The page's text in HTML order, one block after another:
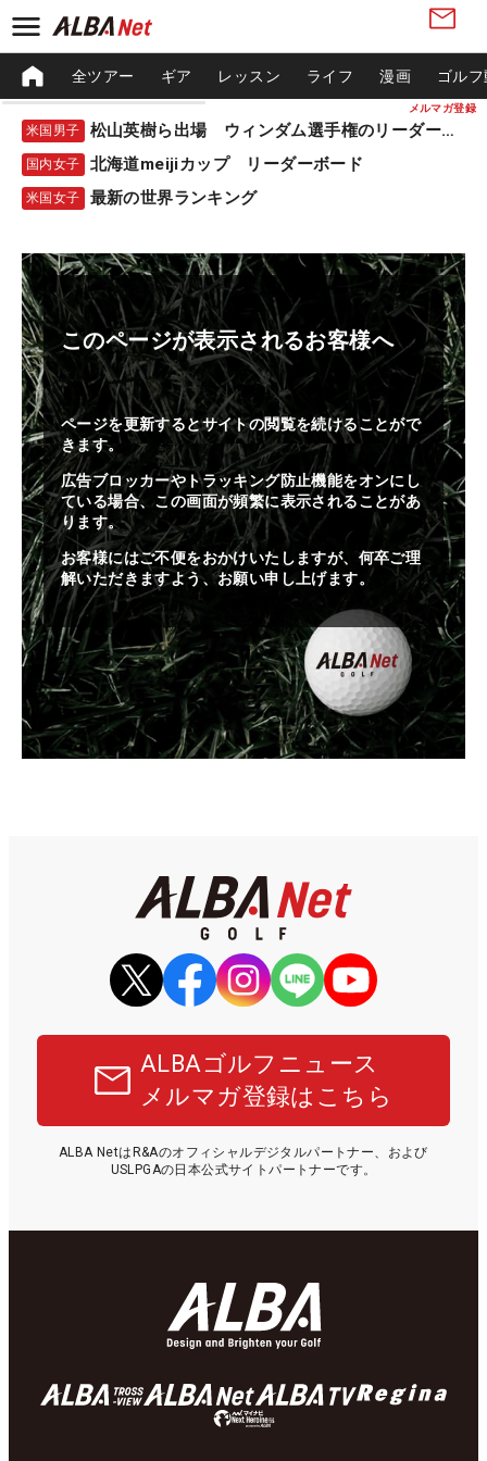
メルマガ登録
全ツアー ギア レッスン ライフ 漫画 ゴル
米国男子 松山英樹ら出場 ウィンダム選手権のリーダーボード
国内女子 北海道meijiカップ リーダーボード
米国女子 最新の世界ランキング
このページが表示されるお客様へ
ページを更新するとサイトの閲覧を続けることがで
きます。
広告ブロッカーやトラッキング防止機能をオンにし
ている場合、この画面が頻繁に表示されることがあ
ります。
お客様にはご不便をおかけいたしますが、何卒ご理
解いただきますよう、お願い申し上げます。
ALBAゴルフニュース
メルマガ登録はこちら
ALBA NetはR&Aのオフィシャルデジタルパートナー、および
USLPGAの日本公式サイトパートナーです。